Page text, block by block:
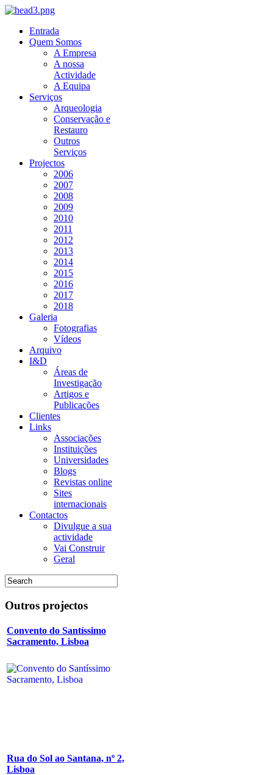
Entrada
Quem Somos
A Empresa
A nossa
Actividade
A Equipa
Serviços
Arqueologia
Conservação e
Restauro
Outros
Serviços
Projectos
2006
2007
2008
2009
2010
2011
2012
2013
2014
2015
2016
2017
2018
Galeria
Fotografias
Vídeos
Arquivo
I&D
Áreas de
Investigação
Artigos e
Publicações
Clientes
Links
Associações
Instituições
Universidades
Blogs
Revistas online
Sites
internacionais
Contactos
Divulgue a sua
actividade
Vai Construir
Geral
Outros projectos
Convento do Santíssimo
Sacramento, Lisboa
Rua do Sol ao Santana, nº 2,
Lisboa